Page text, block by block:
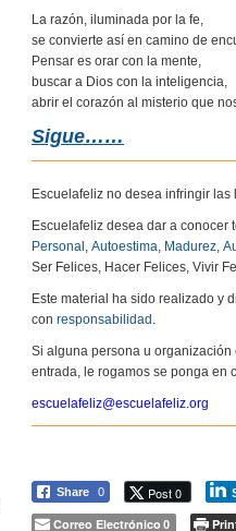
La razón, iluminada por la fe,
se convierte así en camino de
Pensar es orar con la mente,
buscar a Dios con la inteligencia,
abrir el corazón al misterio que
Sigue……
Escuelafeliz no desea infringir
Escuelafeliz desea dar a
Personal , Autoestima, Madurez,
Ser Felices, Hacer Felices, Vivir
Este material ha sido realizado y
con responsabilidad .
Si alguna persona u
entrada, le rogamos se ponga en
escuelafeliz@escuelafeliz.org
Share 0 Post 0
Correo Electrónico 0